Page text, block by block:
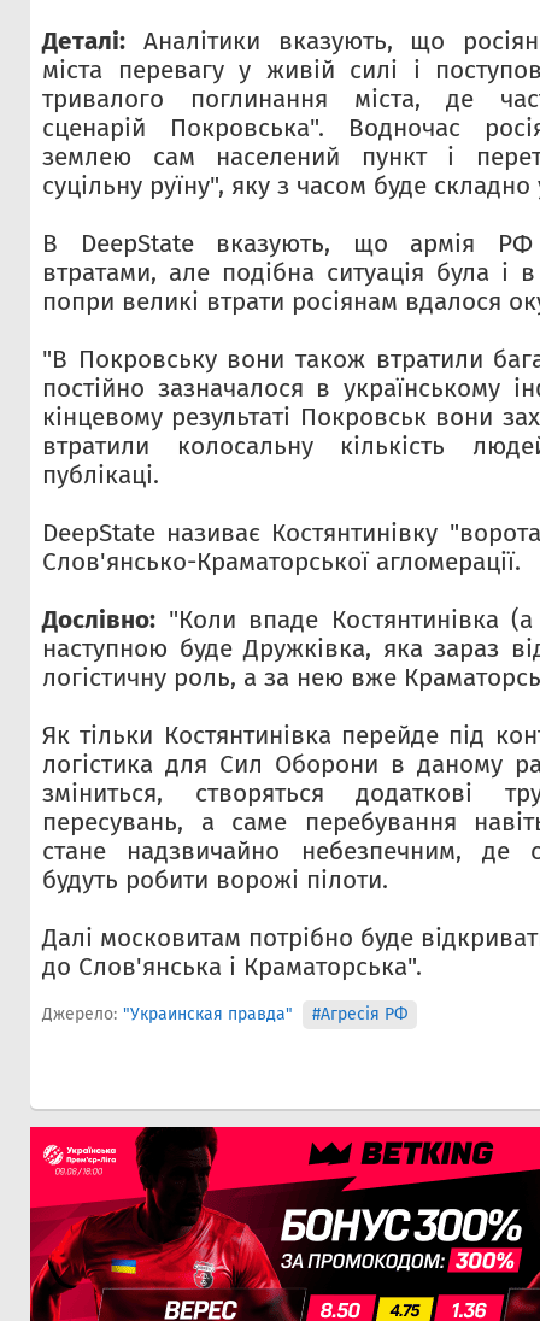
Деталі: Аналітики вказують, що
міста перевагу у живій силі і
тривалого поглинання міста, де
сценарій Покровська". Водночас
землею сам населений пункт і
суцільну руїну", яку з часом буде
В DeepState вказують, що армія РФ
втратами, але подібна ситуація була і
попри великі втрати росіянам вдалося
"В Покровську вони також втратили
постійно зазначалося в українському
кінцевому результаті Покровськ вони
втратили колосальну кількість
публікаці.
DeepState називає Костянтинівку
Слов'янсько-Краматорської агломерації.
Дослівно: "Коли впаде Костянтинівка
наступною буде Дружківка, яка зараз
логістичну роль, а за нею вже
Як тільки Костянтинівка перейде під
логістика для Сил Оборони в даному
зміниться, створяться додаткові
пересувань, а саме перебування
стане надзвичайно небезпечним,
будуть робити ворожі пілоти.
Далі московитам потрібно буде
до Слов'янська і Краматорська".
Джерело: "Украинская правда" #Агресія РФ